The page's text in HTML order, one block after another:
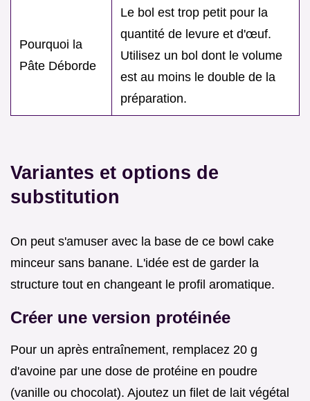
Pourquoi la
Pâte Déborde
Le bol est trop petit pour la
quantité de levure et d'œuf.
Utilisez un bol dont le volume
est au moins le double de la
préparation.
Variantes et options de
substitution
On peut s'amuser avec la base de ce bowl cake
minceur sans banane. L'idée est de garder la
structure tout en changeant le profil aromatique.
Créer une version protéinée
Pour un après entraînement, remplacez 20 g
d'avoine par une dose de protéine en poudre
(vanille ou chocolat). Ajoutez un filet de lait végétal